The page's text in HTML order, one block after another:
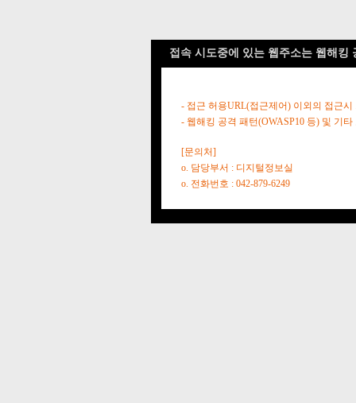
접속 시도중에 있는 웹주소는 웹해킹
- 접근 허용URL(접근제어) 이외의 접근시
- 웹해킹 공격 패턴(OWASP10 등) 및 기
[문의처]
o. 담당부서 : 디지털정보실
o. 전화번호 : 042-879-6249